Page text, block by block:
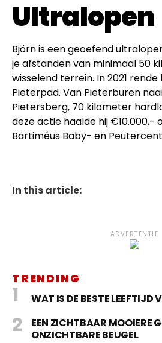
Ultralopen
Björn is een geoefend
je afstanden van minimaal 50
wisselend terrein. In 2021
Pieterpad. Van Pieterburen
Pietersberg, 70 kilometer
deze actie haalde hij €10.000,-
Bartiméus Baby- en
In this article:
ADVERTENTIE
TRENDING
WAT IS DE BESTE LEEFTIJD
EEN ZICHTBAAR MOOIERE
ONZICHTBARE BEUGEL